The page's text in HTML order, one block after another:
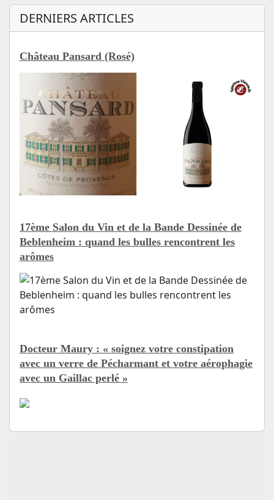
DERNIERS ARTICLES
Château Pansard (Rosé)
17ème Salon du Vin et de la Bande Dessinée de
Beblenheim : quand les bulles rencontrent les
arômes
Docteur Maury : « soignez votre constipation
avec un verre de Pécharmant et votre aérophagie
avec un Gaillac perlé »